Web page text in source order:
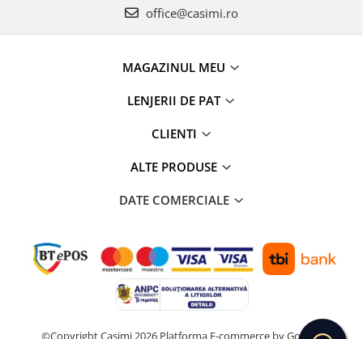
office@casimi.ro
MAGAZINUL MEU
LENJERII DE PAT
CLIENTI
ALTE PRODUSE
DATE COMERCIALE
©Copyright Casimi 2026 Platforma E-commerce by Gomag